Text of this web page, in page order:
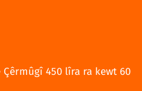
Çêrmûgî 450 lîra ra kewt 60